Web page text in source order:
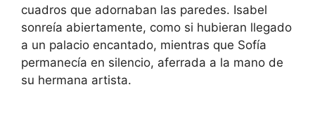
cuadros que adornaban las paredes. Isabel
sonreía abiertamente, como si hubieran llegado
a un palacio encantado, mientras que Sofía
permanecía en silencio, aferrada a la mano de
su hermana artista.